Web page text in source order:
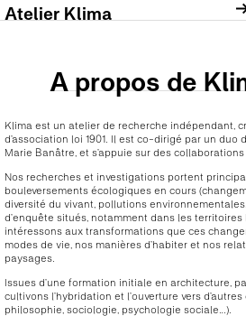
Atelier Klima
A propos de
Klima est un atelier de recherche indépendant,
d’association loi 1901. Il est co-dirigé par un duo
Marie Banâtre, et s’appuie sur des
Nos recherches et investigations portent
bouleversements écologiques en cours
diversité du vivant, pollutions
d’enquête situés, notamment dans les
intéressons aux transformations que ces
modes de vie, nos manières d’habiter et nos
paysages.
Issues d’une formation initiale en architecture,
cultivons l’hybridation et l’ouverture vers
philosophie, sociologie, psychologie sociale…).